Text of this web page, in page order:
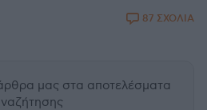
87 ΣΧΟΛΙΑ
μας στα αποτελέσματα